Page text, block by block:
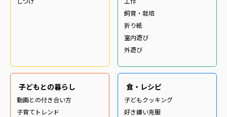
飼育・栽培
折り紙
室内遊び
外遊び
子どもとの暮らし
動画との付き合い方
子育てトレンド
食・レシピ
子どもクッキング
好き嫌い克服